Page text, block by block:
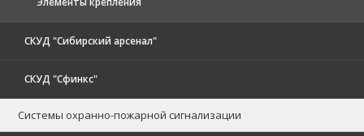
СКУД "Сибирский арсенал"
СКУД "Сфинкс"
Системы охранно-пожарной сигнализации